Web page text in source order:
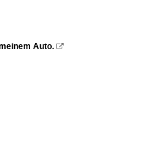
Auto. 